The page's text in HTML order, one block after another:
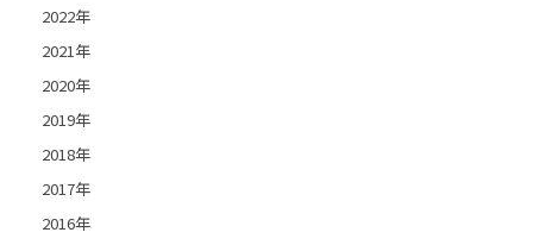
2022年
2021年
2020年
2019年
2018年
2017年
2016年